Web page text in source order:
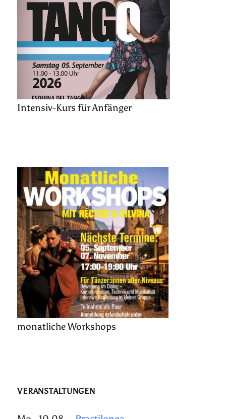
Intensiv-Kurs für Anfänger
monatliche Workshops
VERANSTALTUNGEN